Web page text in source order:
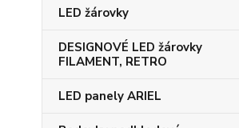
LED žárovky
DESIGNOVÉ LED žárovky
FILAMENT, RETRO
LED panely ARIEL